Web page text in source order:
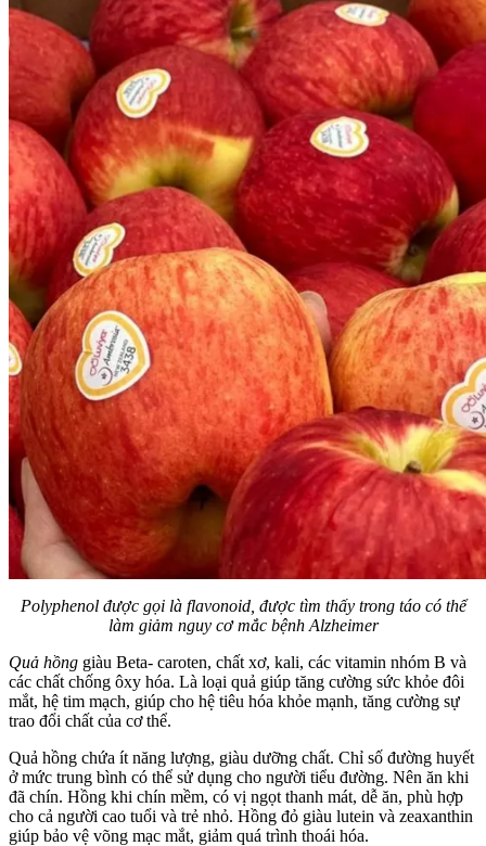
Polyphenol được gọi là flavonoid, được tìm thấy trong táo có thể
làm giảm nguy cơ mắc bệnh Alzheimer
Quả hồng giàu Beta- caroten, chất xơ, kali, các vitamin nhóm B và
các chất chống ôxy hóa. Là loại quả giúp tăng cường sức khỏe đôi
mắt, hệ tim mạch, giúp cho hệ tiêu hóa khỏe mạnh, tăng cường sự
trao đổi chất của cơ thể.
Quả hồng chứa ít năng lượng, giàu dưỡng chất. Chỉ số đường huyết
ở mức trung bình có thể sử dụng cho người tiểu đường. Nên ăn khi
đã chín. Hồng khi chín mềm, có vị ngọt thanh mát, dễ ăn, phù hợp
cho cả người cao tuổi và trẻ nhỏ. Hồng đỏ giàu lutein và zeaxanthin
giúp bảo vệ võng mạc mắt, giảm quá trình thoái hóa.